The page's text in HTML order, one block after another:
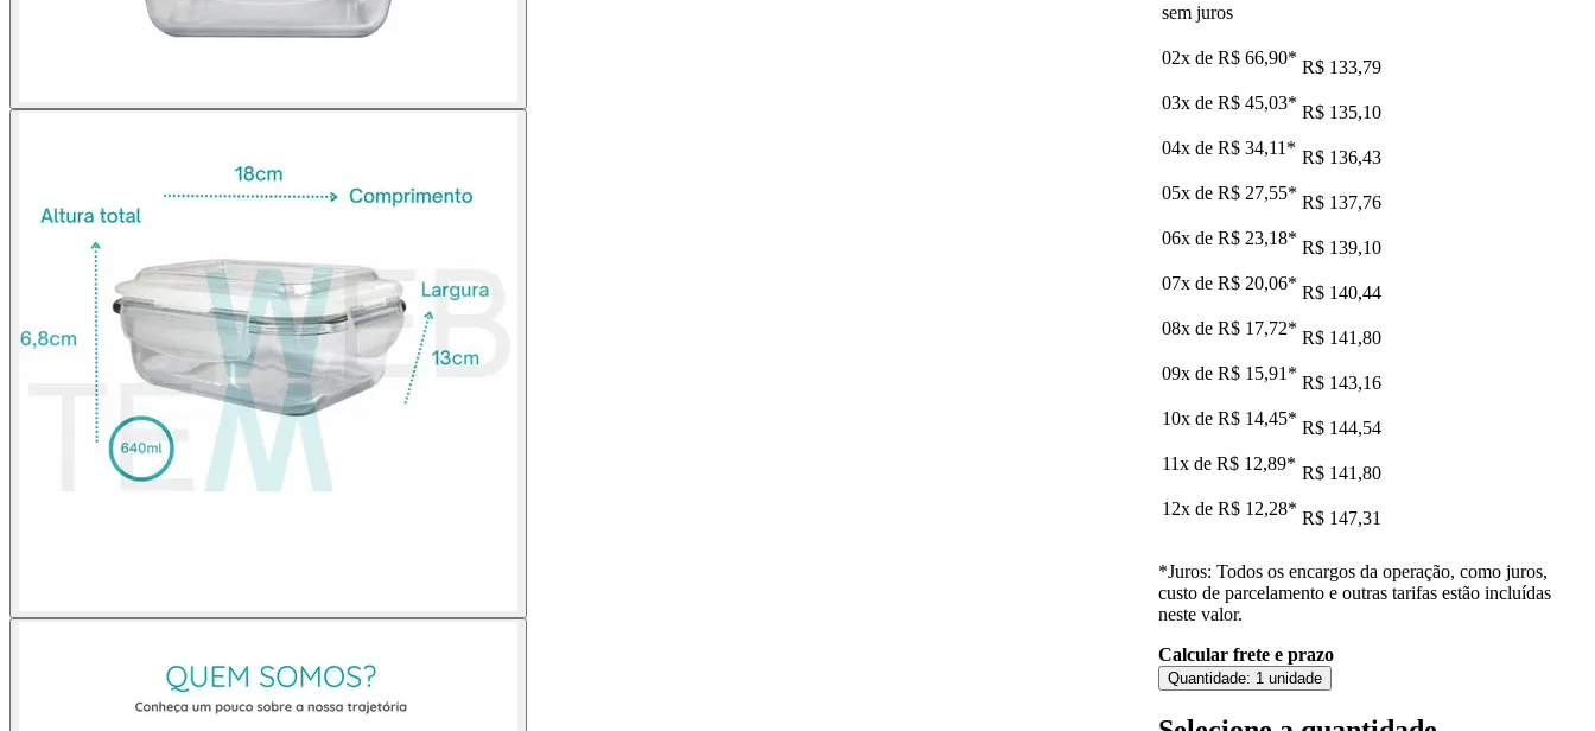
sem juros
02x de R$ 66,90* R$ 133,79
03x de R$ 45,03* R$ 135,10
04x de R$ 34,11 * R$ 136,43
05x de R$ 27,55* R$ 137,76
06x de R$ 23,18* R$ 139,10
07x de R$ 20,06* R$ 140,44
08x de R$ 17,72* R$ 141,80
09x de R$ 15,91 * R$ 143,16
10x de R$ 14,45* R$ 144,54
11x de R$ 12,89* R$ 141,80
12x de R$ 12,28* R$ 147,31
*Juros: Todos os encargos da operação, como juros,
custo de parcelamento e outras tarifas estão incluídas
neste valor.
Calcular frete e prazo
Quantidade: 1 unidade